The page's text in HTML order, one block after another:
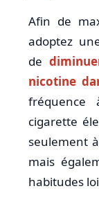
Afin de
adoptez
de
nicotine
fréquence
cigarette
seulement
mais
habitudes